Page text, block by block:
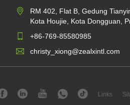
RM 402, Flat B, Gedung
Kota Houjie, Kota Dongguan,
+86-769-85580985
christy_xiong@zealxintl.com
Links